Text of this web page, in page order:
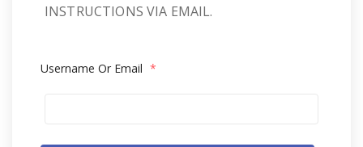
INSTRUCTIONS VIA EMAIL.
Username Or Email *